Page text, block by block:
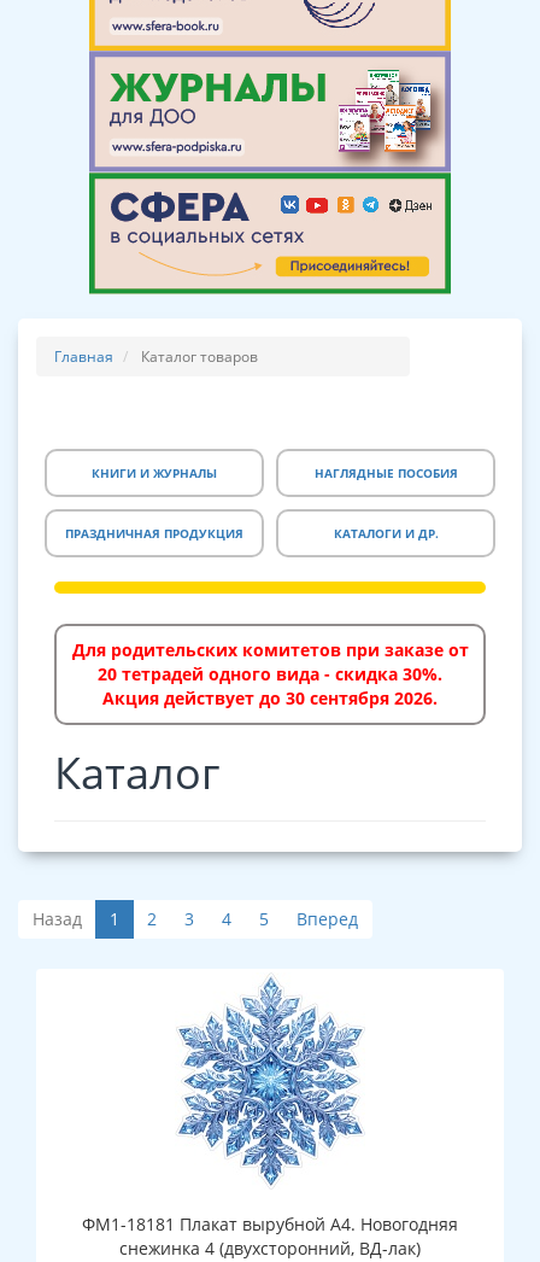
Главная Каталог товаров
КНИГИ И ЖУРНАЛЫ НАГЛЯДНЫЕ ПОСОБИЯ
ПРАЗДНИЧНАЯ ПРОДУКЦИЯ КАТАЛОГИ И ДР.
Для родительских комитетов при заказе от
20 тетрадей одного вида - скидка 30%.
Акция действует до 30 сентября 2026.
Каталог
Назад 1 2 3 4 5 Вперед
ФМ1-18181 Плакат вырубной А4. Новогодняя
снежинка 4 (двухсторонний, ВД-лак)